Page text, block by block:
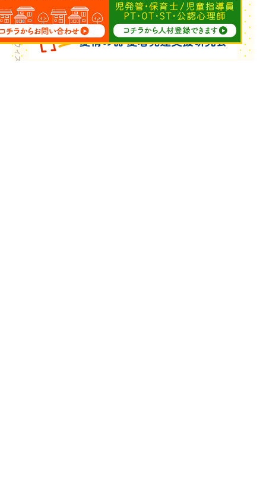
Copyright © ウィズ・ユー All Rights Reserved.